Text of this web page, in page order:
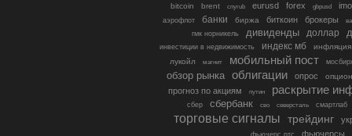
bitcoin brent cnyrub eurusd forex gbpusd
аэрофлот банки биржа биткоин брокеры
гмк норникель
дивиденды доллар
инвестиции в недвижимость индекс мб
инфляция
лукойл
магнит мобильный пост
обзор рынка облигации опрос
прогноз по акциям путин раскрытие
сбер сбербанк сво северсталь смартлаб
торговые сигналы трейдинг
фьючерсы